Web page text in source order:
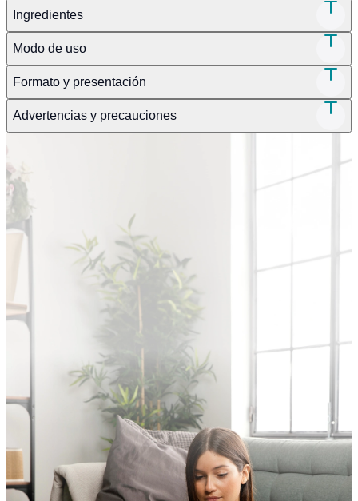
Ingredientes
Modo de uso
Formato y presentación
Advertencias y precauciones